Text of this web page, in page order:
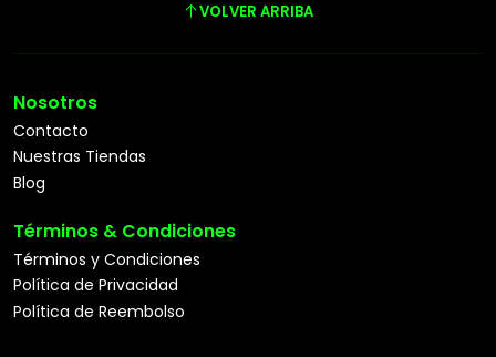
VOLVER ARRIBA
Nosotros
Contacto
Nuestras Tiendas
Blog
Términos & Condiciones
Términos y Condiciones
Política de Privacidad
Política de Reembolso